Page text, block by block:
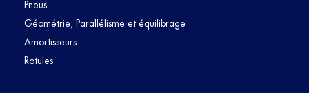
Pneus
Géométrie, Parallélisme et équilibrage
Amortisseurs
Rotules